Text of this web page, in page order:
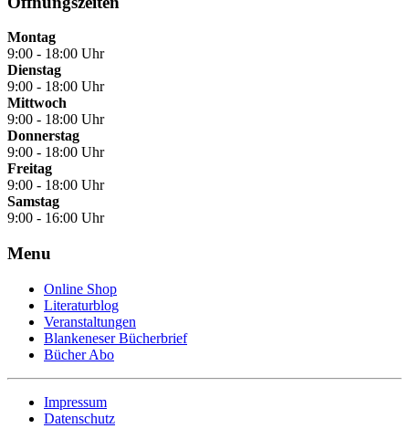
Montag
9:00 - 18:00 Uhr
Dienstag
9:00 - 18:00 Uhr
Mittwoch
9:00 - 18:00 Uhr
Donnerstag
9:00 - 18:00 Uhr
Freitag
9:00 - 18:00 Uhr
Samstag
9:00 - 16:00 Uhr
Menu
Online Shop
Literaturblog
Veranstaltungen
Blankeneser Bücherbrief
Bücher Abo
Impressum
Datenschutz